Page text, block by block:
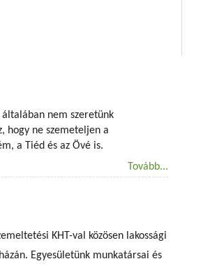
nem szeretünk
hogy ne szemeteljen a
a Tiéd és az Övé is.
Tovább...
KHT-val közösen lakossági
Egyesületünk munkatársai és